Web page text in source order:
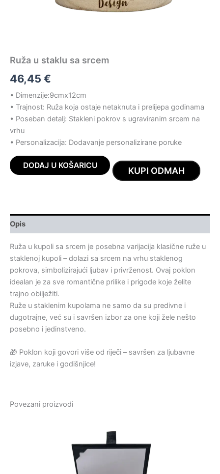
Ruža u staklu sa srcem
46,45 €
• Dimenzije:9cmx12cm
• Trajnost: Ruža koja ostaje netaknuta i prelijepa godinama
• Poseban detalj: Stakleni pokrov s ugraviranim srcem na
vrhu
• Personalizacija: Dodavanje personalizirane poruke
DODAJ U KOŠARICU
KUPI ODMAH
Opis
Ruža u kupoli sa srcem je posebna varijacija klasične ruže u
staklenoj kupoli – dolazi sa srcem na vrhu staklenog
pokrova, simbolizirajući ljubav i privrženost. Ovaj poklon
idealan je za sve romantične prilike i prigode koje želite
trajno obilježiti.
Ruže u staklenim kupolama ne samo da su predivne i
dugotrajne, već su i savršen izbor za one koji žele nešto
posebno i jedinstveno.
🎁 Poklon koji govori više od riječi – savršen za ljubavne
izjave, zaruke i godišnjice!
Povezani proizvodi